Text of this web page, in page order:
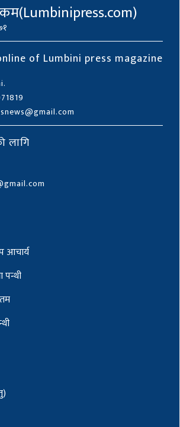
of Lumbini press magazine
लागि
आचार्य
पन्थी